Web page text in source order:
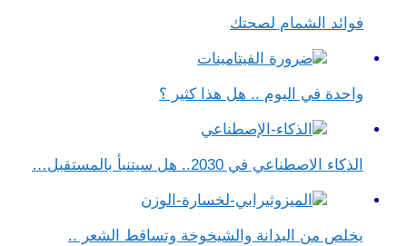
فوائد الشمام لصحتك
واحدة في اليوم .. هل هذا كثير ؟
الذكاء الاصطناعي في 2030.. هل سيتنبأ بالمستقبل…
يخلص من البدانة والشيخوخة وتساقط الشعر ..